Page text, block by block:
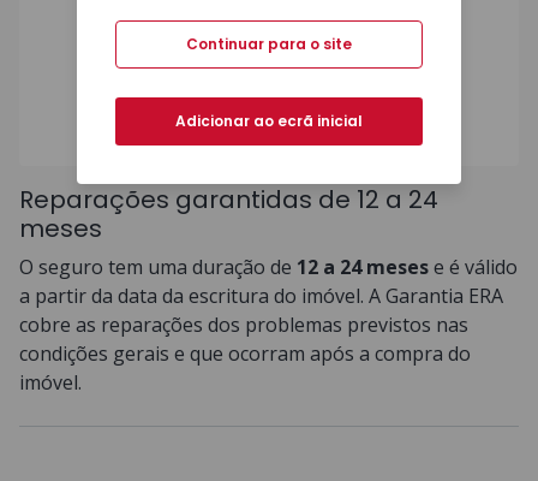
Reparações garantidas de 12 a 24
meses
O seguro tem uma duração de 12 a 24 mesese é válido
a partir da data da escritura do imóvel. A Garantia ERA
cobre as reparações dos problemas previstos nas
condições gerais e que ocorram após a compra do
imóvel.
Continuar para o site
Adicionar ao ecrã inicial